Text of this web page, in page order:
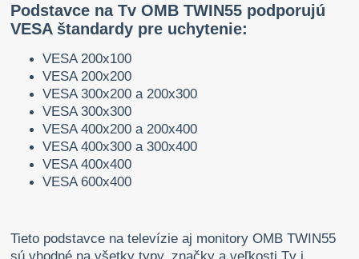
Podstavce na Tv OMB TWIN55 podporujú
VESA štandardy pre uchytenie:
VESA 200x100
VESA 200x200
VESA 300x200 a 200x300
VESA 300x300
VESA 400x200 a 200x400
VESA 400x300 a 300x400
VESA 400x400
VESA 600x400
Tieto podstavce na televízie aj monitory OMB TWIN55
sú vhodné na všetky typy, značky a veľkosti Tv i